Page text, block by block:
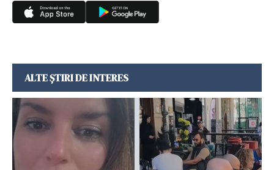
ALTE ȘTIRI DE INTERES